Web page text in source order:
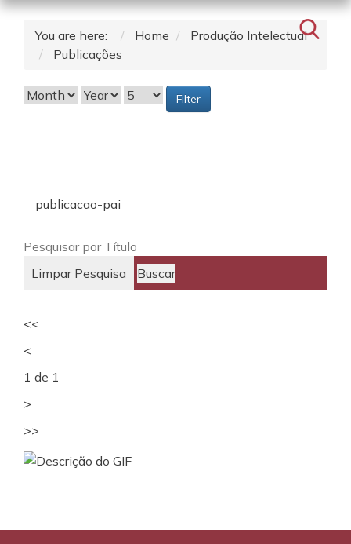
You are here: Home
Produção Intelectual
Publicações
Filter
publicacao-pai
Limpar Pesquisa Buscar
<<
<
1 de 1
>
>>